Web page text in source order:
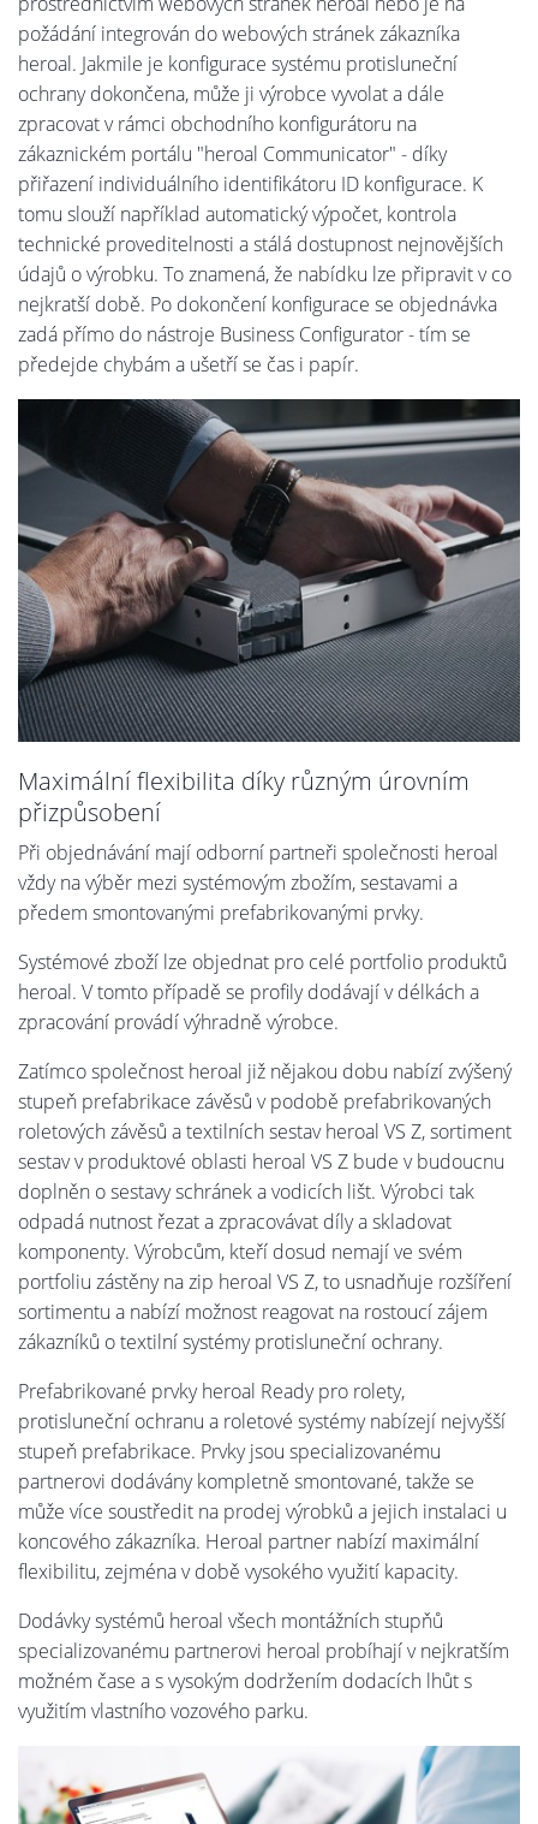
požádání integrován do webových stránek zákazníka
heroal. Jakmile je konfigurace systému protisluneční
ochrany dokončena, může ji výrobce vyvolat a dále
zpracovat v rámci obchodního konfigurátoru na
zákaznickém portálu "heroal Communicator" - díky
přiřazení individuálního identifikátoru ID konfigurace. K
tomu slouží například automatický výpočet, kontrola
technické proveditelnosti a stálá dostupnost nejnovějších
údajů o výrobku. To znamená, že nabídku lze připravit v co
nejkratší době. Po dokončení konfigurace se objednávka
zadá přímo do nástroje Business Configurator - tím se
předejde chybám a ušetří se čas i papír.
Maximální flexibilita díky různým úrovním
přizpůsobení
Při objednávání mají odborní partneři společnosti heroal
vždy na výběr mezi systémovým zbožím, sestavami a
předem smontovanými prefabrikovanými prvky.
Systémové zboží lze objednat pro celé portfolio produktů
heroal. V tomto případě se profily dodávají v délkách a
zpracování provádí výhradně výrobce.
Zatímco společnost heroal již nějakou dobu nabízí zvýšený
stupeň prefabrikace závěsů v podobě prefabrikovaných
roletových závěsů a textilních sestav heroal VS Z, sortiment
sestav v produktové oblasti heroal VS Z bude v budoucnu
doplněn o sestavy schránek a vodicích lišt. Výrobci tak
odpadá nutnost řezat a zpracovávat díly a skladovat
komponenty. Výrobcům, kteří dosud nemají ve svém
portfoliu zástěny na zip heroal VS Z, to usnadňuje rozšíření
sortimentu a nabízí možnost reagovat na rostoucí zájem
zákazníků o textilní systémy protisluneční ochrany.
Prefabrikované prvky heroal Ready pro rolety,
protisluneční ochranu a roletové systémy nabízejí nejvyšší
stupeň prefabrikace. Prvky jsou specializovanému
partnerovi dodávány kompletně smontované, takže se
může více soustředit na prodej výrobků a jejich instalaci u
koncového zákazníka. Heroal partner nabízí maximální
flexibilitu, zejména v době vysokého využití kapacity.
Dodávky systémů heroal všech montážních stupňů
specializovanému partnerovi heroal probíhají v nejkratším
možném čase a s vysokým dodržením dodacích lhůt s
využitím vlastního vozového parku.